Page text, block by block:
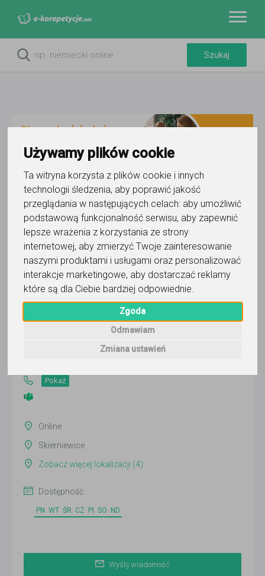
Używamy plików cookie
Ta witryna korzysta z plików cookie i innych
technologii śledzenia, aby poprawić jakość
przeglądania w następujących celach: aby umożliwić
podstawową funkcjonalność serwisu, aby zapewnić
lepsze wrażenia z korzystania ze strony
internetowej, aby zmierzyć Twoje zainteresowanie
naszymi produktami i usługami oraz personalizować
interakcje marketingowe, aby dostarczać reklamy
które są dla Ciebie bardziej odpowiednie.
Zgoda
Odmawiam
Zmiana ustawień
Do ulubionych
Oznacz wystąpienie kontaktu
drDaniel Piotr Ciesielski
Wyślij wiadomość
Pokaż
Online
Skierniewice
Zobacz więcej lokalizacji (4)
Dostępność
PN WT ŚR CZ PI SO ND
Wyślij wiadomość